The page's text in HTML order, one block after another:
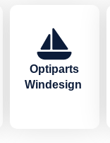
Optiparts
Windesign